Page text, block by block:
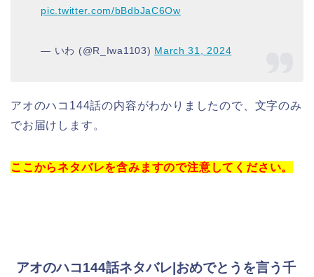
pic.twitter.com/bBdbJaC6Ow
— いわ (@R_Iwa1103) March 31, 2024
アオのハコ144話の内容がわかりましたので、文字のみ
でお届けします。
ここからネタバレを含みますので注意してください。
アオのハコ144話ネタバレ|おめでとうを言う千